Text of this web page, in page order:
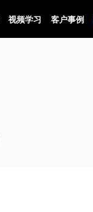
视频学习 客户事例